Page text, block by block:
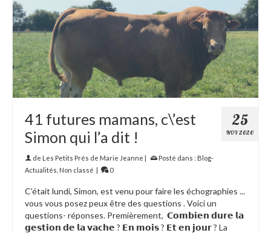
25
NOV 2020
41 futures mamans, c\’est
Simon qui l’a dit !
de Les Petits Prés de Marie Jeanne | Posté dans : Blog-
Actualités Non classé | 0
C'était lundi, Simon, est venu pour faire les échographies ...
vous vous posez peux être des questions . Voici un
questions- réponses. Premièrement, 𝗖𝗼𝗺𝗯𝗶𝗲𝗻 𝗱𝘂𝗿𝗲 𝗹𝗮
𝗴𝗲𝘀𝘁𝗶𝗼𝗻 𝗱𝗲 𝗹𝗮 𝘃𝗮𝗰𝗵𝗲 ? 𝗘𝗻 𝗺𝗼𝗶𝘀 ? 𝗘𝘁 𝗲𝗻 𝗷𝗼𝘂𝗿 ? La